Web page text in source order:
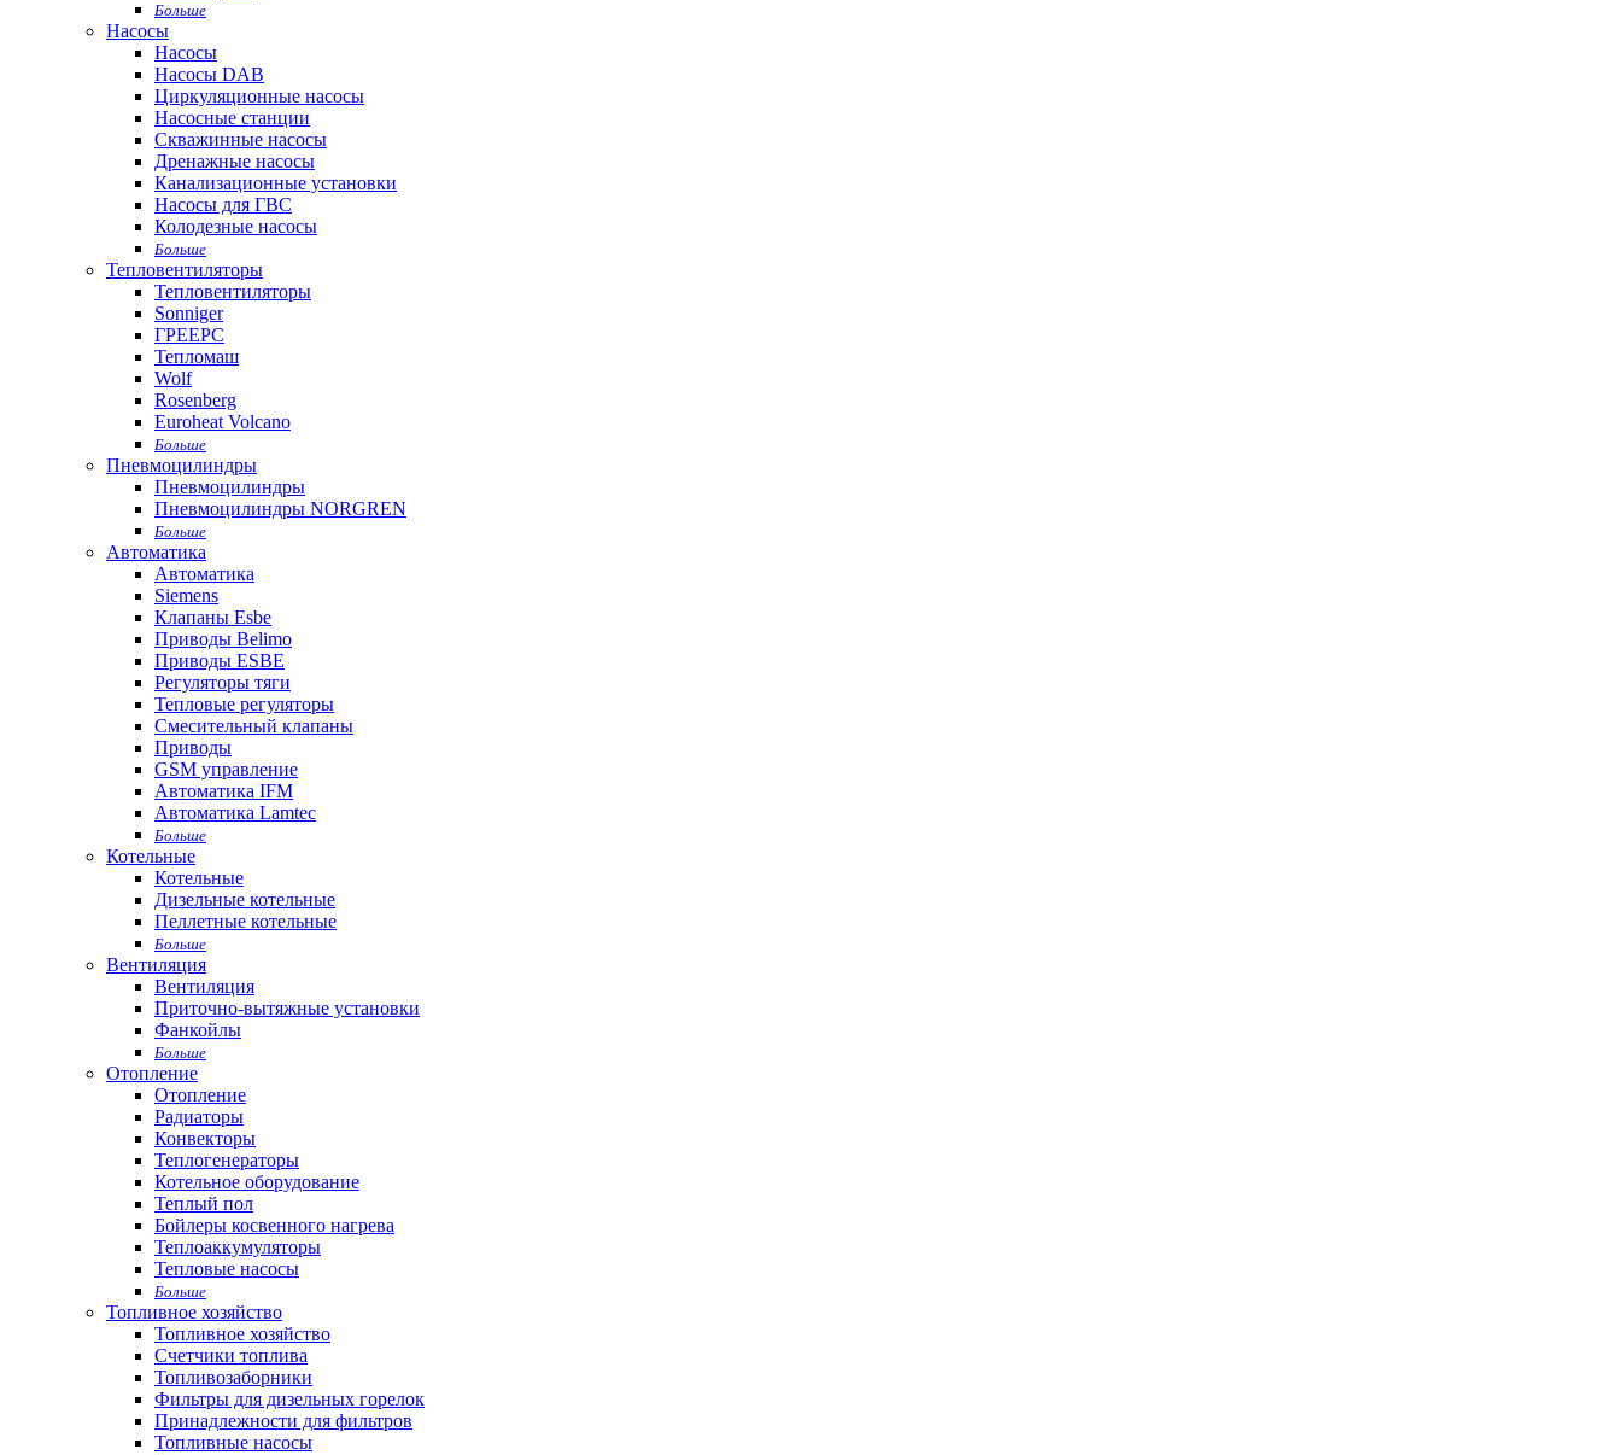
Больше
Насосы
Насосы
Насосы DAB
Циркуляционные насосы
Насосные станции
Скважинные насосы
Дренажные насосы
Канализационные установки
Насосы для ГВС
Колодезные насосы
Больше
Тепловентиляторы
Тепловентиляторы
Sonniger
ГРЕЕРС
Тепломаш
Wolf
Rosenberg
Euroheat Volcano
Больше
Пневмоцилиндры
Пневмоцилиндры
Пневмоцилиндры NORGREN
Больше
Автоматика
Автоматика
Siemens
Клапаны Esbe
Приводы Belimo
Приводы ESBE
Регуляторы тяги
Тепловые регуляторы
Cмесительный клапаны
Приводы
GSM управление
Автоматика IFM
Автоматика Lamtec
Больше
Котельные
Котельные
Дизельные котельные
Пеллетные котельные
Больше
Вентиляция
Вентиляция
Приточно-вытяжные установки
Фанкойлы
Больше
Отопление
Отопление
Радиаторы
Конвекторы
Теплогенераторы
Котельное оборудование
Теплый пол
Бойлеры косвенного нагрева
Теплоаккумуляторы
Тепловые насосы
Больше
Топливное хозяйство
Топливное хозяйство
Счетчики топлива
Топливозаборники
Фильтры для дизельных горелок
Принадлежности для фильтров
Топливные насосы